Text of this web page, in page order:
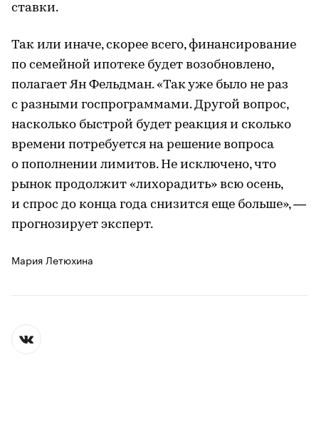
ставки.
Так или иначе, скорее всего, финансирование
по семейной ипотеке будет возобновлено,
полагает Ян Фельдман. «Так уже было не раз
с разными госпрограммами. Другой вопрос,
насколько быстрой будет реакция и сколько
времени потребуется на решение вопроса
о пополнении лимитов. Не исключено, что
рынок продолжит «лихорадить» всю осень,
и спрос до конца года снизится еще больше», —
прогнозирует эксперт.
Мария Летюхина